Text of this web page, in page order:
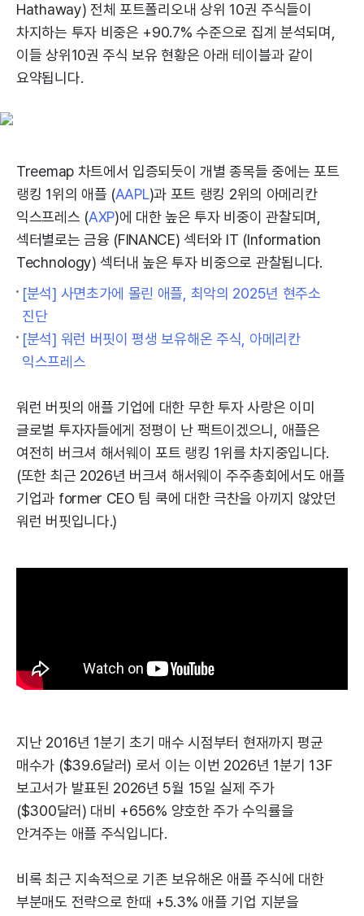
Hathaway) 전체 포트폴리오내 상위 10권 주식들이
차지하는 투자 비중은 +90.7% 수준으로 집계 분석되며,
이들 상위10권 주식 보유 현황은 아래 테이블과 같이
요약됩니다.
Treemap 차트에서 입증되듯이 개별 종목들 중에는 포트
랭킹 1위의 애플 (AAPL)과 포트 랭킹 2위의 아메리칸
익스프레스 (AXP)에 대한 높은 투자 비중이 관찰되며,
섹터별로는 금융 (FINANCE) 섹터와 IT (Information
Technology) 섹터내 높은 투자 비중으로 관찰됩니다.
[분석] 사면초가에 몰린 애플, 최악의 2025년 현주소
진단
[분석] 워런 버핏이 평생 보유해온 주식, 아메리칸
익스프레스
워런 버핏의 애플 기업에 대한 무한 투자 사랑은 이미
글로벌 투자자들에게 정평이 난 팩트이겠으니, 애플은
여전히 버크셔 해서웨이 포트 랭킹 1위를 차지중입니다.
(또한 최근 2026년 버크셔 해서웨이 주주총회에서도 애플
기업과 former CEO 팀 쿡에 대한 극찬을 아끼지 않았던
워런 버핏입니다.)
지난 2016년 1분기 초기 매수 시점부터 현재까지 평균
매수가 ($39.6달러) 로서 이는 이번 2026년 1분기 13F
보고서가 발표된 2026년 5월 15일 실제 주가
($300달러) 대비 +656% 양호한 주가 수익률을
안겨주는 애플 주식입니다.
비록 최근 지속적으로 기존 보유해온 애플 주식에 대한
부분매도 전략으로 한때 +5.3% 애플 기업 지분을